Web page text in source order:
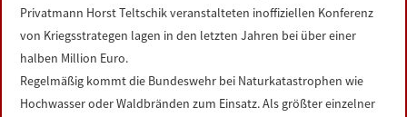
Privatmann Horst Teltschik veranstalteten inoffiziellen Konferenz
von Kriegsstrategen lagen in den letzten Jahren bei über einer
halben Million Euro.
Regelmäßig kommt die Bundeswehr bei Naturkatastrophen wie
Hochwasser oder Waldbränden zum Einsatz. Als größter einzelner